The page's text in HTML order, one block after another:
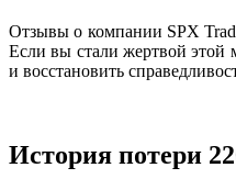
Отзывы о компании SPX
Если вы стали жертвой этой
и восстановить
История потери